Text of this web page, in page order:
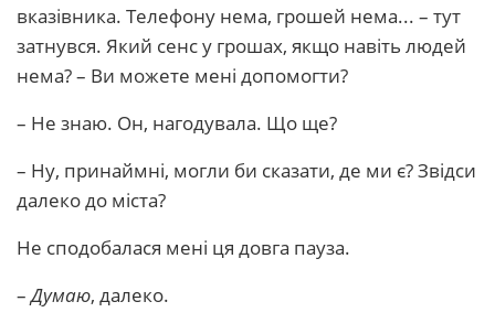
вказівника. Телефону нема, грошей нема... – тут
затнувся. Який сенс у грошах, якщо навіть людей
нема? – Ви можете мені допомогти?
– Не знаю. Он, нагодувала. Що ще?
– Ну, принаймні, могли би сказати, де ми є? Звідси
далеко до міста?
Не сподобалася мені ця довга пауза.
–Думаю, далеко.